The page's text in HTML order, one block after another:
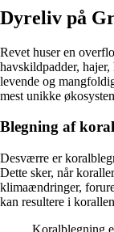
Dyreliv på
Revet huser en
havskildpadder,
levende og
mest unikke
Blegning af
Desværre er
Dette sker, når
klimaændringer,
kan resultere i
Koralblegning